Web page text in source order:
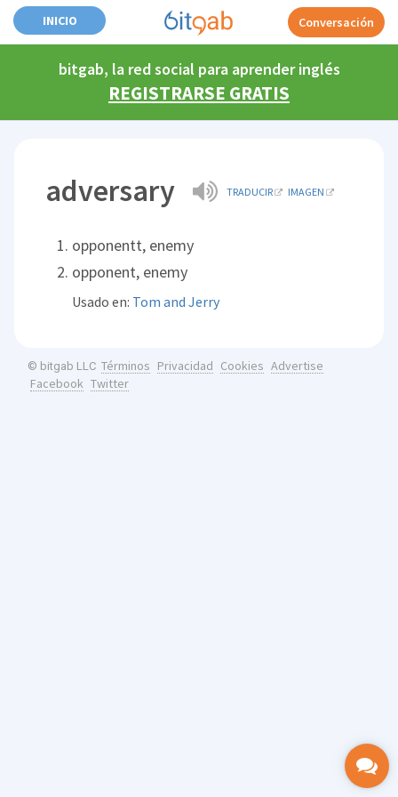
INICIO Conversación
bitgab, la red social para aprender inglés
REGISTRARSE GRATIS
adversary TRADUCIR IMAGEN
opponentt, enemy
opponent, enemy
Usado en: Tom and Jerry
© bitgab LLC Términos Privacidad Cookies Advertise
Facebook Twitter